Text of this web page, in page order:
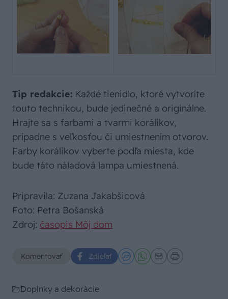
Tip redakcie: Každé tienidlo, ktoré vytvoríte
touto technikou, bude jedinečné a originálne.
Hrajte sa s farbami a tvarmi korálikov,
prípadne s veľkosťou či umiestnením otvorov.
Farby korálikov vyberte podľa miesta, kde
bude táto náladová lampa umiestnená.
Pripravila: Zuzana Jakabšicová
Foto: Petra Bošanská
Zdroj: časopis Môj dom
Komentovať Zdieľať
Doplnky a dekorácie